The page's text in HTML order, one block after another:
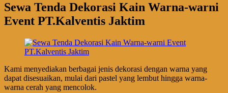
Sewa Tenda Dekorasi Kain Warna-warni
Event PT.Kalventis Jaktim
Kami menyediakan berbagai jenis dekorasi dengan warna yang
dapat disesuaikan, mulai dari pastel yang lembut hingga warna-
warna cerah yang mencolok.